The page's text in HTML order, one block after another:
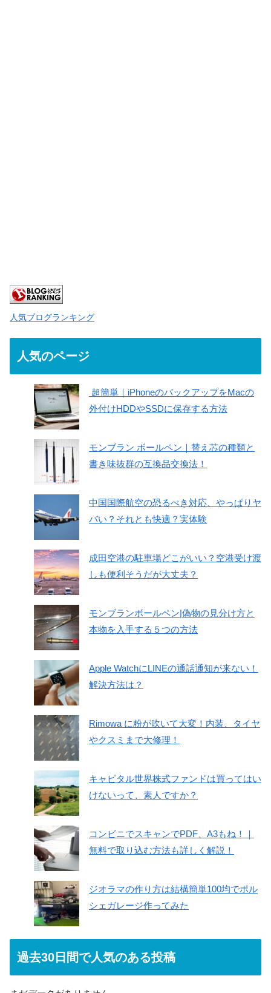
人気ブログランキング
人気のページ
超簡単｜iPhoneのバックアップをMacの
外付けHDDやSSDに保存する方法
モンブラン ボールペン｜替え芯の種類と
書き味抜群の互換品交換法！
中国国際航空の恐るべき対応、やっぱりヤ
バい？それとも快適？実体験
成田空港の駐車場どこがいい？空港受け渡
しも便利そうだが大丈夫？
モンブランボールペン|偽物の見分け方と
本物を入手する５つの方法
Apple WatchにLINEの通話通知が来ない！
解決方法は？
Rimowa に粉が吹いて大変！内装、タイヤ
やクスミまで大修理！
キャピタル世界株式ファンドは買ってはい
けないって、素人ですか？
コンビニでスキャンでPDF、A3もね！｜
無料で取り込む方法も詳しく解説！
ジオラマの作り方は結構簡単100均でポル
シェガレージ作ってみた
過去30日間で人気のある投稿